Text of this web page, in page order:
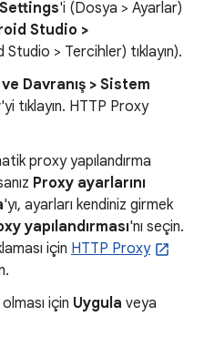
'i (Dosya > Ayarlar)
Studio >
Studio > Tercihler) tıklayın).
Davranış > Sistem
'yi tıklayın. HTTP Proxy
proxy yapılandırma
Proxy ayarlarını
'yı, ayarları kendiniz girmek
yapılandırması'nı seçin.
için HTTP Proxy
için Uygula veya